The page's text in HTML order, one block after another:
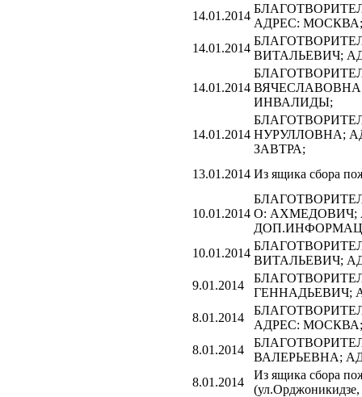
14.01.2014
АДРЕС:
14.01.2014
ВИТАЛЬЕВИЧ;
14.01.2014
ИНВАЛИДЫ;
14.01.2014 НУРУЛЛОВНА;
ЗАВТРА;
13.01.2014 Из ящика сбора
10.01.2014 О: АХМЕДОВИЧ;
10.01.2014
ВИТАЛЬЕВИЧ;
9.01.2014
ГЕННАДЬЕВИЧ;
8.01.2014
АДРЕС:
8.01.2014
ВАЛЕРЬЕВНА;
8.01.2014
Из ящика сбора
(ул.Орджоникидзе,